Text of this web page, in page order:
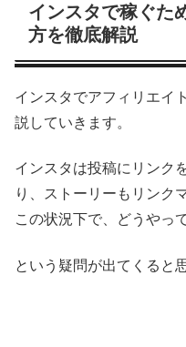
インスタで稼ぐた
方を徹底解説
インスタでアフィリエイ
説していきます。
インスタは投稿にリンク
り、ストーリーもリンク
この状況下で、どうやっ
という疑問が出てくると